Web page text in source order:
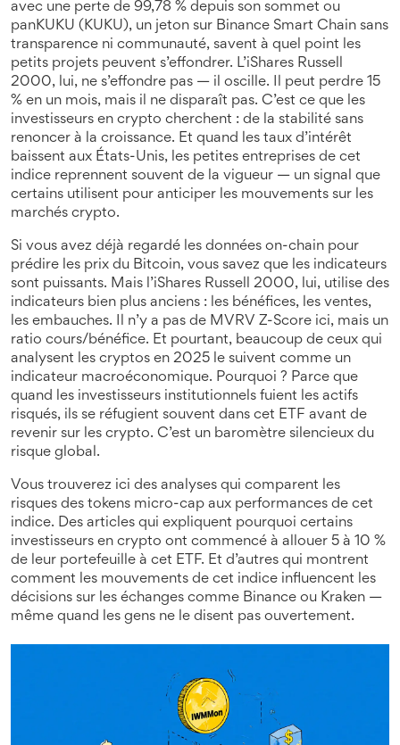
avec une perte de 99,78 % depuis son sommet ou
panKUKU (KUKU), un jeton sur Binance Smart Chain sans
transparence ni communauté, savent à quel point les
petits projets peuvent s’effondrer. L’iShares Russell
2000, lui, ne s’effondre pas — il oscille. Il peut perdre 15
% en un mois, mais il ne disparaît pas. C’est ce que les
investisseurs en crypto cherchent : de la stabilité sans
renoncer à la croissance. Et quand les taux d’intérêt
baissent aux États-Unis, les petites entreprises de cet
indice reprennent souvent de la vigueur — un signal que
certains utilisent pour anticiper les mouvements sur les
marchés crypto.
Si vous avez déjà regardé les données on-chain pour
prédire les prix du Bitcoin, vous savez que les indicateurs
sont puissants. Mais l’iShares Russell 2000, lui, utilise des
indicateurs bien plus anciens : les bénéfices, les ventes,
les embauches. Il n’y a pas de MVRV Z-Score ici, mais un
ratio cours/bénéfice. Et pourtant, beaucoup de ceux qui
analysent les cryptos en 2025 le suivent comme un
indicateur macroéconomique. Pourquoi ? Parce que
quand les investisseurs institutionnels fuient les actifs
risqués, ils se réfugient souvent dans cet ETF avant de
revenir sur les crypto. C’est un baromètre silencieux du
risque global.
Vous trouverez ici des analyses qui comparent les
risques des tokens micro-cap aux performances de cet
indice. Des articles qui expliquent pourquoi certains
investisseurs en crypto ont commencé à allouer 5 à 10 %
de leur portefeuille à cet ETF. Et d’autres qui montrent
comment les mouvements de cet indice influencent les
décisions sur les échanges comme Binance ou Kraken —
même quand les gens ne le disent pas ouvertement.